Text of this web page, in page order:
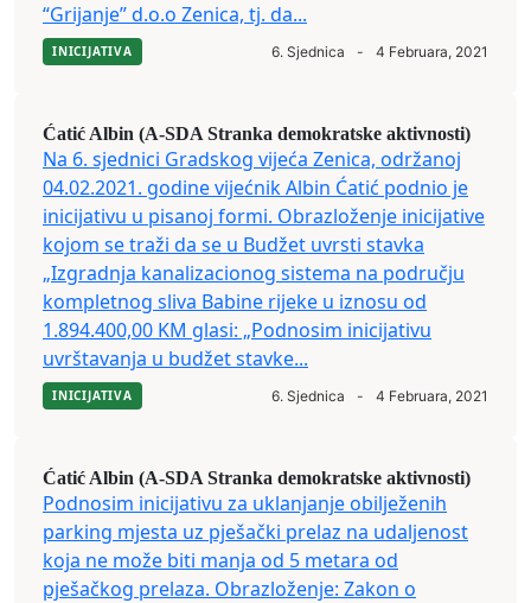
“Grijanje” d.o.o Zenica, tj. da...
INICIJATIVA 6. Sjednica - 4 Februara, 2021
Ćatić Albin (A-SDA Stranka demokratske aktivnosti)
Na 6. sjednici Gradskog vijeća Zenica, održanoj
04.02.2021. godine vijećnik Albin Ćatić podnio je
inicijativu u pisanoj formi. Obrazloženje inicijative
kojom se traži da se u Budžet uvrsti stavka
„Izgradnja kanalizacionog sistema na području
kompletnog sliva Babine rijeke u iznosu od
1.894.400,00 KM glasi: „Podnosim inicijativu
uvrštavanja u budžet stavke...
INICIJATIVA 6. Sjednica - 4 Februara, 2021
Ćatić Albin (A-SDA Stranka demokratske aktivnosti)
Podnosim inicijativu za uklanjanje obilježenih
parking mjesta uz pješački prelaz na udaljenost
koja ne može biti manja od 5 metara od
pješačkog prelaza. Obrazloženje: Zakon o